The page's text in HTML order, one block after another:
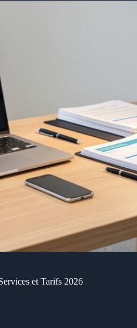
et Tarifs 2026